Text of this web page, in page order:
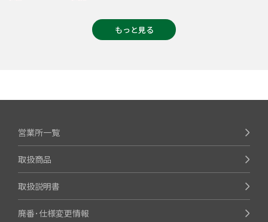
もっと見る
営業所一覧
取扱商品
取扱説明書
廃番･仕様変更情報